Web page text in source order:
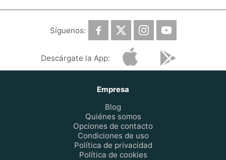
Síguenos:
Descárgate la App:
Empresa
Blog
Quiénes somos
Opciones de contacto
Condiciones de uso
Política de privacidad
Política de cookies